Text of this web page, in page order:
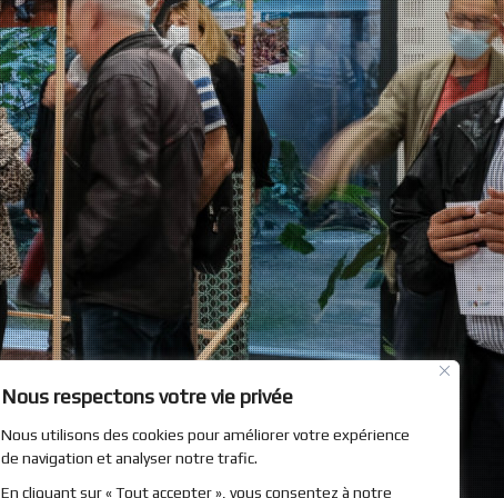
Nous respectons votre vie privée
Nous utilisons des cookies pour améliorer votre expérience
de navigation et analyser notre trafic.
En cliquant sur « Tout accepter », vous consentez à notre